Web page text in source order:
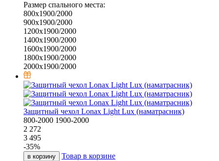
Размер спального места:
800х1900/2000
900х1900/2000
1200х1900/2000
1400х1900/2000
1600х1900/2000
1800х1900/2000
2000х1900/2000
Защитный чехол Lonax Light Lux (наматрасник)
800-2000 1900-2000
2 272
3 495
-35%
в корзину Товар в корзине